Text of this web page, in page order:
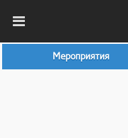
Мероприятия